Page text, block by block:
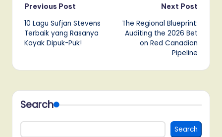
Post
navigation
Previous Post
10 Lagu Sufjan Stevens
Terbaik yang Rasanya
Kayak Dipuk-Puk!
Next Post
The Regional Blueprint:
Auditing the 2026 Bet
on Red Canadian
Pipeline
Search
Search